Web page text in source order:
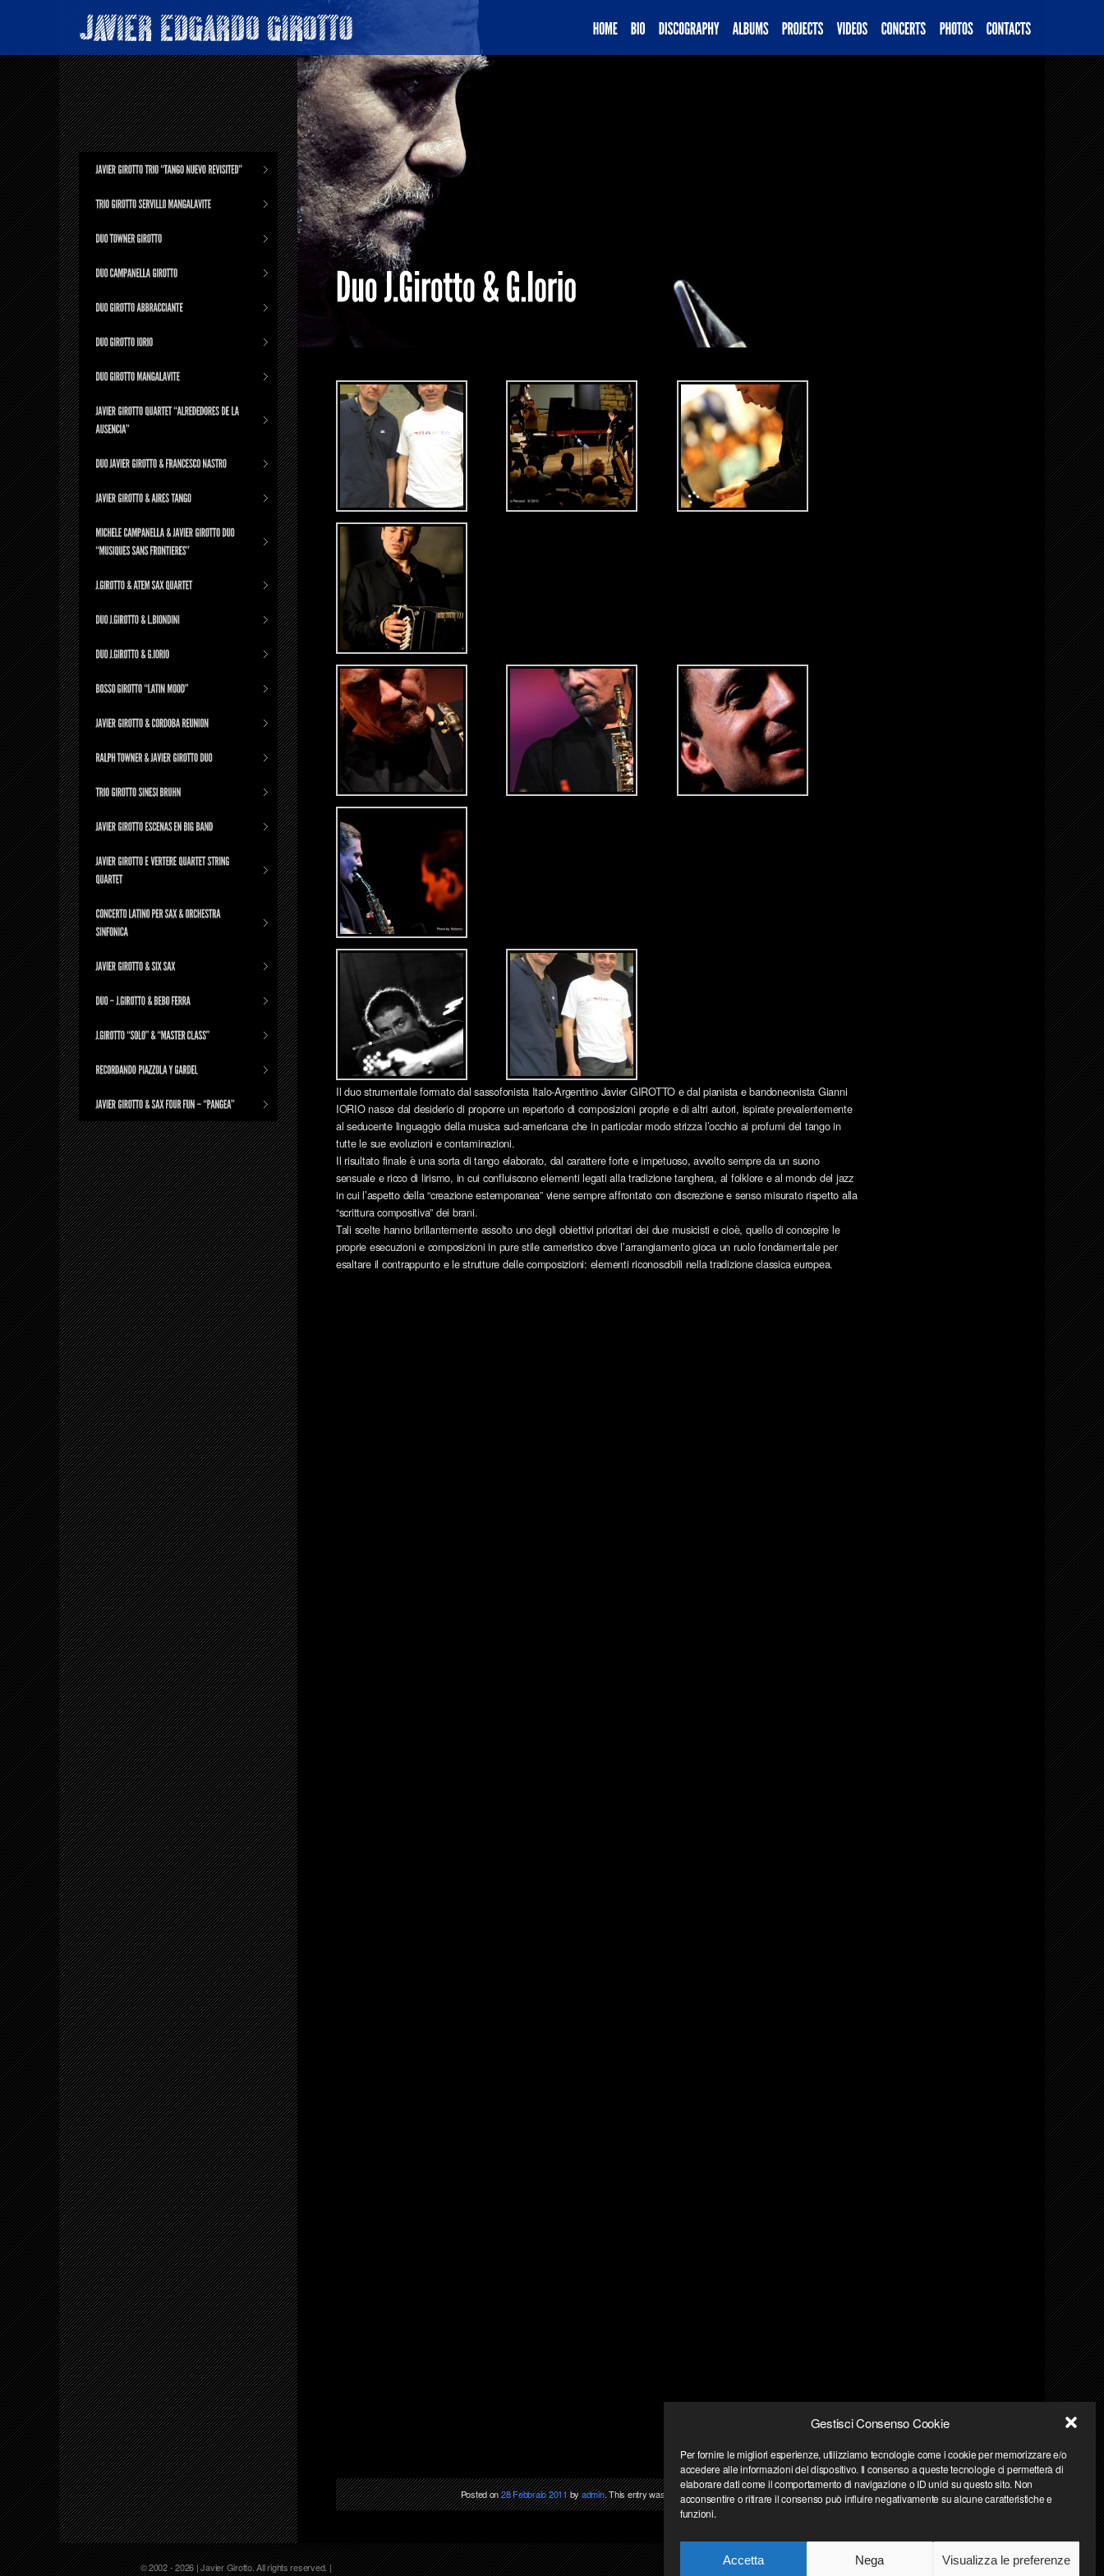
Gestisci Consenso Cookie
Per fornire le migliori esperienze, utilizziamo tecnologie come i cookie per memorizzare e/o
accedere alle informazioni del dispositivo. Il consenso a queste tecnologie ci permetterà di
elaborare dati come il comportamento di navigazione o ID unici su questo sito. Non
acconsentire o ritirare il consenso può influire negativamente su alcune caratteristiche e
funzioni.
Accetta Nega Visualizza le preferenze
Il duo strumentale formato dal sassofonista Italo-Argentino Javier GIROTTO e dal pianista e bandoneonista Gianni
IORIO nasce dal desiderio di proporre un repertorio di composizioni proprie e di altri autori, ispirate prevalentemente
al seducente linguaggio della musica sud-americana che in particolar modo strizza l’occhio ai profumi del tango in
tutte le sue evoluzioni e contaminazioni.
Il risultato finale è una sorta di tango elaborato, dal carattere forte e impetuoso, avvolto sempre da un suono
sensuale e ricco di lirismo, in cui confluiscono elementi legati alla tradizione tanghera, al folklore e al mondo del jazz
in cui l’aspetto della “creazione estemporanea” viene sempre affrontato con discrezione e senso misurato rispetto alla
“scrittura compositiva” dei brani.
Tali scelte hanno brillantemente assolto uno degli obiettivi prioritari dei due musicisti e cioè, quello di concepire le
proprie esecuzioni e composizioni in pure stile cameristico dove l’arrangiamento gioca un ruolo fondamentale per
esaltare il contrappunto e le strutture delle composizioni: elementi riconoscibili nella tradizione classica europea.
Posted on28 Febbraio 2011byadmin. This entry was posted in projects
© 2002 - 2026 | Javier Girotto. All rights reserved. | Privacy Policy| Powered by Web Engine